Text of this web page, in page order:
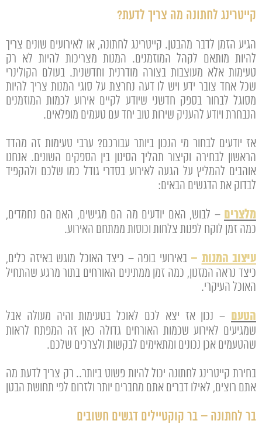
קייטרינג לחתונה מה צריך לדעת?
הגיע הזמן לדבר מהבטן. קייטרינג לחתונה, או לאירועים שונים צריך
להיות מותאם לקהל המוזמנים. המנות מצריכות להיות לא רק
טעימות אלא מעוצבות בצורה מודרנית וחדשנית. בעולם הקולינרי
שכל אחד צובר ידע ויש לו דעה נחרצת על סוגי המנות צריך להיות
מסוגל לבחור בספק חדשני שיודע לקיים אירוע לכמות המוזמנים
הנבחרת ויודע להעניק שירות טוב יחד עם טעמים מופלאים.
אז יודעים לבחור מי הנכון ביותר עבורכם? ערבי טעימות זה מהדד
הראשון לבחירה וקיצור תהליך הסינון בין הספקים השונים. אנחנו
אוהבים להמליץ על הגעה לאירוע בסדרי גודל כמו שלכם ולהקפיד
לבדוק את הדגשים הבאים:
מלצרים – לבוש, האם יודעים מה הם מגישים, האם הם נחמדים,
כמה זמן לוקח לפנות צלחות וכוסות ממתחם האירוע.
עיצוב המנות –באירועי בופה – כיצד האוכל מוגש באיזה כלים,
כיצד נראה המזנון, כמה זמן ממתינים האורחים בתור מרגע שהתחיל
האוכל העיקרי.
הטעם – נכון אז יצא לכם לאוכל בטעימות והיה מעולה אבל
שמגיעים לאירוע שכמות האורחים גדולה כאן זה המפתח לראות
שהטעמים אכן נכונים ומתאימים לבקשות ולצרכים שלכם.
בחירת קייטרינג לחתונה יכול להיות פשוט ביותר.. רק צריך לדעת מה
אתם רוצים, לאילו דברים אתם מחברים יותר ולזרום לפי תחושת הבטן
בר לחתונה – בר קוקטיילים דגשים חשובים